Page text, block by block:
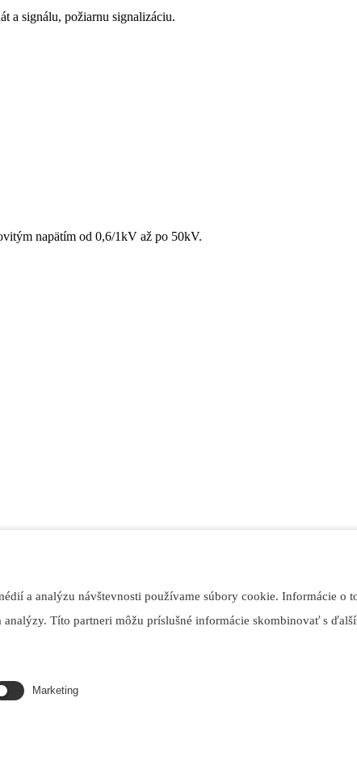
a signálu, požiarnu signalizáciu.
napätím od 0,6/1kV až po 50kV.
podlahové kúrenie, bleskozvody, audio-video telefóny,
a analýzu návštevnosti používame súbory cookie. Informácie o
Títo partneri môžu príslušné informácie skombinovať s
Marketing